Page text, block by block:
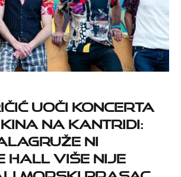
uoči koncerta
na Kantridi:
ni
Hall više nije